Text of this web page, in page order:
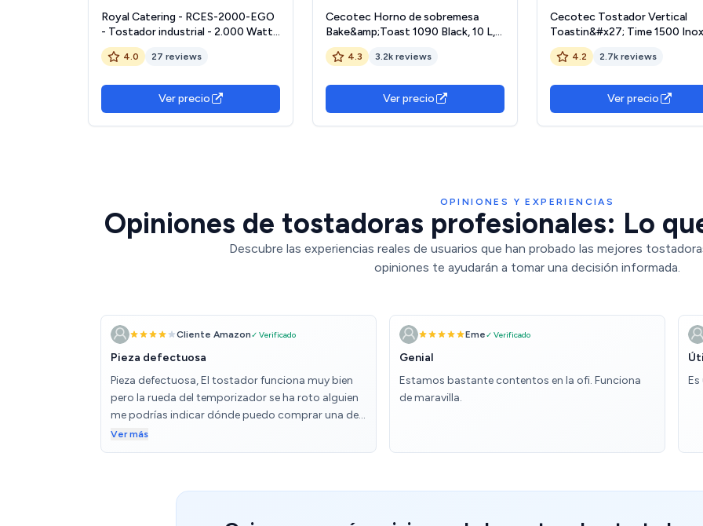
Royal Catering - RCES-2000-EGO
- Tostador industrial - 2.000 Watt -
1 resistencia de infrarrojos
4.0 27 reviews
Ver precio
Cecotec Horno de sobremesa
Bake&amp;Toast 1090 Black, 10 L,
1000 W, Temporizador 60min,
Temperatura regulable hasta
y una asa con pinzas
4.3 3.2k reviews
Ver precio
Cecotec Tostador Vertical
Toastin&#x27; Time 1500
1500W, Doble ranura larga y
ancha 3,8cm, Varillas
up Automático, Recogemigas
4.2 2.7k reviews
Ver precio
OPINIONES Y EXPERIENCIAS
Opiniones de tostadoras profesionales: Lo
Descubre las experiencias reales de usuarios que han probado las mejores
opiniones te ayudarán a tomar una decisión informada.
Cliente Amazon✓ Verificado
Pieza defectuosa
Pieza defectuosa, El tostador funciona muy bien
pero la rueda del temporizador se ha roto alguien
me podrías indicar dónde puedo comprar una de
recambio gracias
Ver más
Eme✓ Verificado
Genial
Estamos bastante contentos en la ofi. Funciona
de maravilla.